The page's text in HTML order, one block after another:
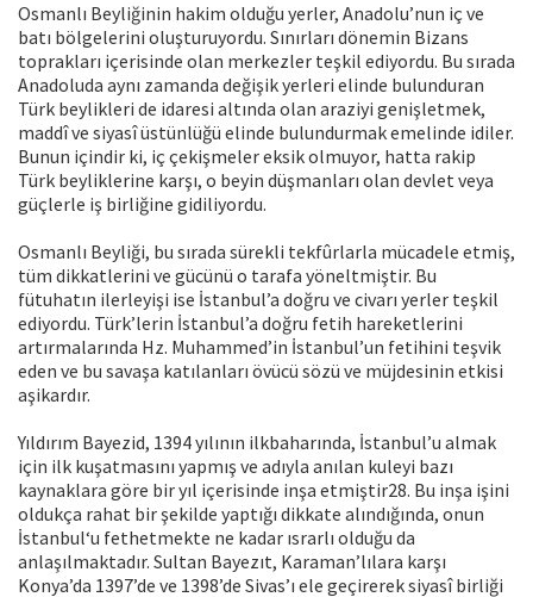
Osmanlı Beyliğinin hakim olduğu yerler, Anadolu’nun iç ve
batı bölgelerini oluşturuyordu. Sınırları dönemin Bizans
toprakları içerisinde olan merkezler teşkil ediyordu. Bu sırada
Anadoluda aynı zamanda değişik yerleri elinde bulunduran
Türk beylikleri de idaresi altında olan araziyi genişletmek,
maddî ve siyasî üstünlüğü elinde bulundurmak emelinde idiler.
Bunun içindir ki, iç çekişmeler eksik olmuyor, hatta rakip
Türk beyliklerine karşı, o beyin düşmanları olan devlet veya
güçlerle iş birliğine gidiliyordu.
Osmanlı Beyliği, bu sırada sürekli tekfûrlarla mücadele etmiş,
tüm dikkatlerini ve gücünü o tarafa yöneltmiştir. Bu
fütuhatın ilerleyişi ise İstanbul’a doğru ve civarı yerler teşkil
ediyordu. Türk’lerin İstanbul’a doğru fetih hareketlerini
artırmalarında Hz. Muhammed’in İstanbul’un fetihini teşvik
eden ve bu savaşa katılanları övücü sözü ve müjdesinin etkisi
aşikardır.
Yıldırım Bayezid, 1394 yılının ilkbaharında, İstanbul’u almak
için ilk kuşatmasını yapmış ve adıyla anılan kuleyi bazı
kaynaklara göre bir yıl içerisinde inşa etmiştir28. Bu inşa işini
oldukça rahat bir şekilde yaptığı dikkate alındığında, onun
İstanbul‘u fethetmekte ne kadar ısrarlı olduğu da
anlaşılmaktadır. Sultan Bayezıt, Karaman’lılara karşı
Konya’da 1397’de ve 1398’de Sivas’ı ele geçirerek siyasî birliği